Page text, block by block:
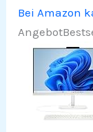
Bei Amazon
Angebot